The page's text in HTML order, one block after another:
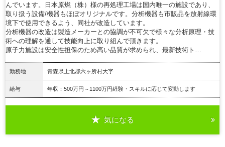
んでいます。日本原燃（株）様の再処理工場は国内唯一の施設であり、
取り扱う設備/機器もほぼオリジナルです。分析機器も市販品を放射線環
境下で使用できるよう、同社が改造しています。
分析機器の改造は製造メーカーとの協調が不可欠で様々な分析原理・技
術への理解を通して技能向上に取り組んで頂きます。
原子力施設は安全性担保のため高い品質が求められ、最新技術ト…
勤務地 青森県上北郡六ヶ所村大字
給与 年収：500万円～1100万円経験・スキルに応じて変動します
気になる